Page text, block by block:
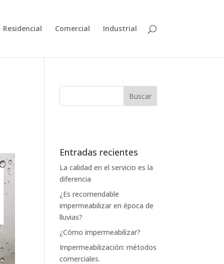
Residencial Comercial Industrial
Entradas recientes
La calidad en el servicio es la
diferencia
¿Es recomendable
impermeabilizar en época de
lluvias?
¿Cómo impermeabilizar?
Impermeabilización: métodos
comerciales.